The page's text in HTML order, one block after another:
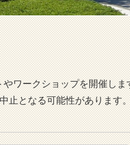
ワークショップを開催しま
止となる可能性があります。